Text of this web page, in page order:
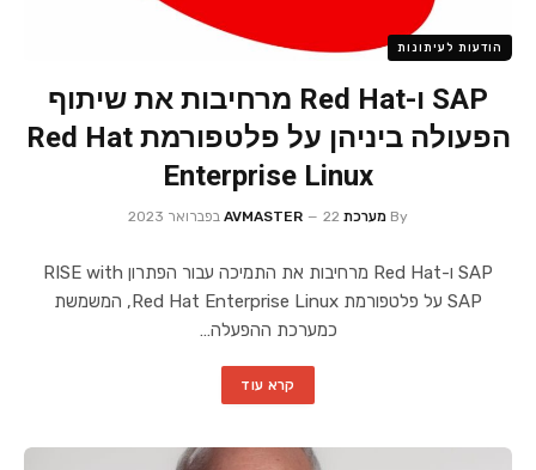
הודעות לעיתונות
SAP ו-Red Hat מרחיבות את שיתוף
הפעולה ביניהן על פלטפורמת Red Hat
Enterprise Linux
By מערכת AVMASTER 22 בפברואר 2023
SAP ו-Red Hat מרחיבות את התמיכה עבור הפתרון RISE with
SAP על פלטפורמת Red Hat Enterprise Linux, המשמשת
כמערכת ההפעלה…
קרא עוד